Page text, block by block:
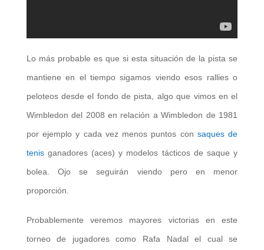
Lo más probable es que si esta situación de la pista se
mantiene en el tiempo sigamos viendo esos rallies o
peloteos desde el fondo de pista, algo que vimos en el
Wimbledon del 2008 en relación a Wimbledon de 1981
por ejemplo y cada vez menos puntos con saques de
tenisganadores (aces) y modelos tácticos de saque y
bolea. Ojo se seguirán viendo pero en menor
proporción.
Probablemente veremos mayores victorias en este
torneo de jugadores como Rafa Nadal el cual se